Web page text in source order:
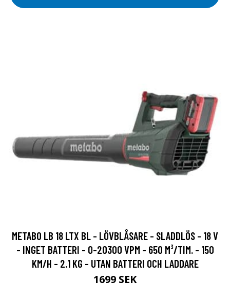
METABO LB 18 LTX BL - LÖVBLÅSARE - SLADDLÖS - 18 V
- INGET BATTERI - 0-20300 VPM - 650 M³/TIM. - 150
KM/H - 2.1 KG - UTAN BATTERI OCH LADDARE
1699 SEK